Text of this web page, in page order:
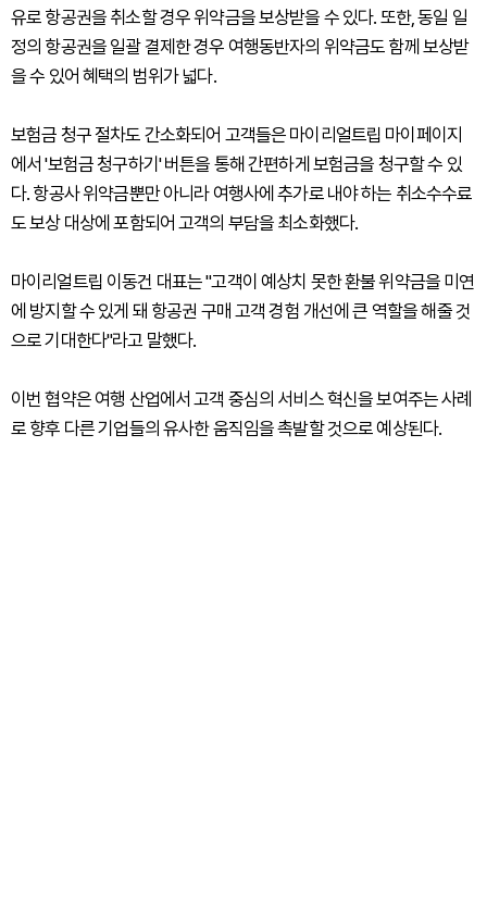
유로 항공권을 취소할 경우 위약금을 보상받을 수 있다. 또한, 동일 일
정의 항공권을 일괄 결제한 경우 여행동반자의 위약금도 함께 보상받
을 수 있어 혜택의 범위가 넓다.
보험금 청구 절차도 간소화되어 고객들은 마이리얼트립 마이페이지
에서 '보험금 청구하기' 버튼을 통해 간편하게 보험금을 청구할 수 있
다. 항공사 위약금뿐만 아니라 여행사에 추가로 내야 하는 취소수수료
도 보상 대상에 포함되어 고객의 부담을 최소화했다.
마이리얼트립 이동건 대표는 "고객이 예상치 못한 환불 위약금을 미연
에 방지할 수 있게 돼 항공권 구매 고객 경험 개선에 큰 역할을 해줄 것
으로 기대한다"라고 말했다.
이번 협약은 여행 산업에서 고객 중심의 서비스 혁신을 보여주는 사례
로 향후 다른 기업들의 유사한 움직임을 촉발할 것으로 예상된다.